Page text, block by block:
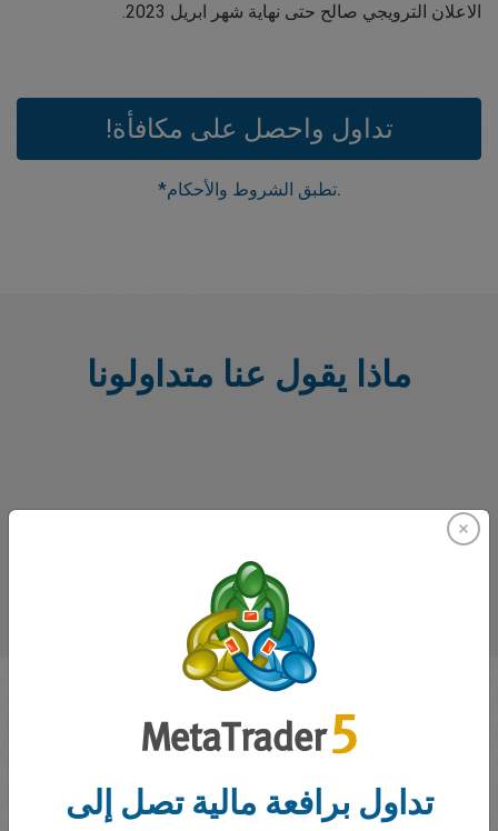
الاعلان الترويجي صالح حتى نهاية شهر ابريل 2023.
تداول واحصل على مكافأة!
.تطبق الشروط والأحكام*
ماذا يقول عنا متداولونا
تداول برافعة مالية تصل إلى